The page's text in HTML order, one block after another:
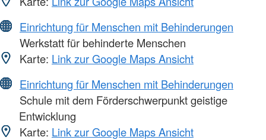
Einrichtung für Menschen mit Behinderungen
Werkstatt für behinderte Menschen
Karte: Link zur Google Maps Ansicht
Einrichtung für Menschen mit Behinderungen
Schule mit dem Förderschwerpunkt geistige
Entwicklung
Karte: Link zur Google Maps Ansicht